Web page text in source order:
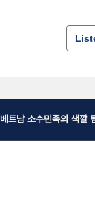
베트남 소수민족의 색깔